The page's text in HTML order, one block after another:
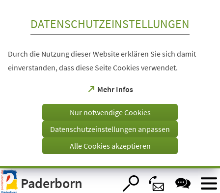
Visuelle
Assistenzsoftware
öffnen.
DATENSCHUTZEINSTELLUNGEN
Durch die Nutzung dieser Website erklären Sie sich damit
einverstanden, dass diese Seite Cookies verwendet.
Mehr Infos
(Öffnet
einem
Tab)
Nur notwendige Cookies
Datenschutzeinstellungen anpassen
Alle Cookies akzeptieren
Paderborn